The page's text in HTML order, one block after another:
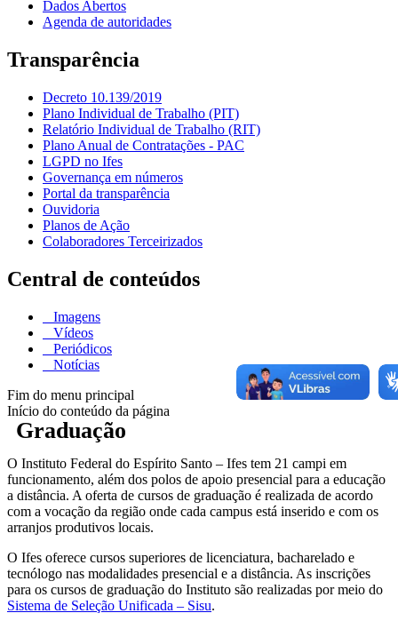
Dados Abertos
Agenda de autoridades
Transparência
Decreto 10.139/2019
Plano Individual de Trabalho (PIT)
Relatório Individual de Trabalho (RIT)
Plano Anual de Contratações - PAC
LGPD no Ifes
Governança em números
Portal da transparência
Ouvidoria
Planos de Ação
Colaboradores Terceirizados
Central de conteúdos
Imagens
Vídeos
Periódicos
Notícias
Fim do menu principal
Início do conteúdo da página
Graduação
O Instituto Federal do Espírito Santo – Ifes tem 21 campi em
funcionamento, além dos polos de apoio presencial para a educação
a distância. A oferta de cursos de graduação é realizada de acordo
com a vocação da região onde cada campus está inserido e com os
arranjos produtivos locais.
O Ifes oferece cursos superiores de licenciatura, bacharelado e
tecnólogo nas modalidades presencial e a distância. As inscrições
para os cursos de graduação do Instituto são realizadas por meio do
Sistema de Seleção Unificada – Sisu.